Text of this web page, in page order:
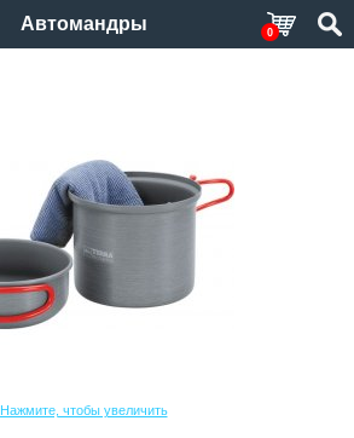
Автомандры 0
Нажмите, чтобы увеличить